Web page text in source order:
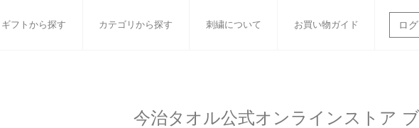
ギフトから探す カテゴリから探す 刺繍について お買い物ガイド ロ
小さなお返し・お餞別 オーガニック
マフラー 衣類
今治タオル公式オンラインストア